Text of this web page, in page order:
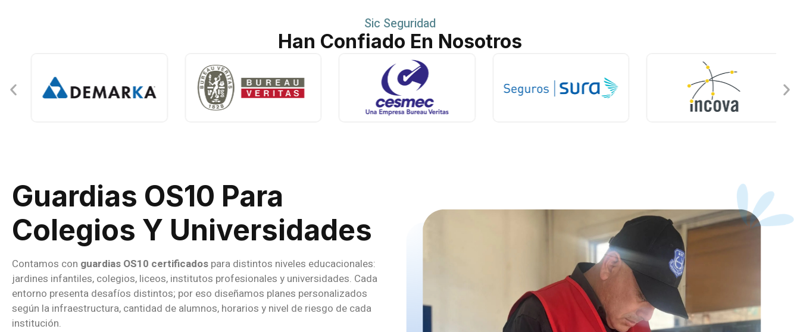
Sic Seguridad
Han Confiado En Nosotros
Guardias OS10 Para
Colegios Y Universidades
Contamos con guardias OS10 certificados para distintos niveles educacionales:
jardines infantiles, colegios, liceos, institutos profesionales y universidades. Cada
entorno presenta desafíos distintos; por eso diseñamos planes personalizados
según la infraestructura, cantidad de alumnos, horarios y nivel de riesgo de cada
institución.